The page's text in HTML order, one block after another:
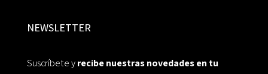
NEWSLETTER
Suscríbete yrecibe nuestras novedades en tu